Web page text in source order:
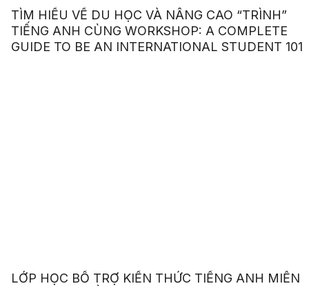
TÌM HIỂU VỀ DU HỌC VÀ NÂNG CAO “TRÌNH”
TIẾNG ANH CÙNG WORKSHOP: A COMPLETE
GUIDE TO BE AN INTERNATIONAL STUDENT 101
LỚP HỌC BỔ TRỢ KIẾN THỨC TIẾNG ANH MIỄN